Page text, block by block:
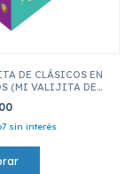
DE CLÁSICOS EN
(MI VALIJITA DE
sin interés